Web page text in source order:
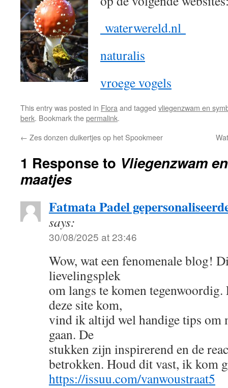
waterwereld.nl
naturalis
vroege vogels
This entry was posted in Flora and tagged vliegenzwam en
berk. Bookmark thepermalink.
← Zes donzen duikertjes op het Spookmeer
1 Response to Vliegenzwam
maatjes
Fatmata Padel
says:
30/08/2025 at 23:46
Wow, wat een fenomenale blog!
lievelingsplek
om langs te komen
deze site kom,
vind ik altijd wel handige tips om
gaan. De
stukken zijn inspirerend en de
betrokken. Houd dit vast, ik kom
https://issuu.com/vanwoustraat5